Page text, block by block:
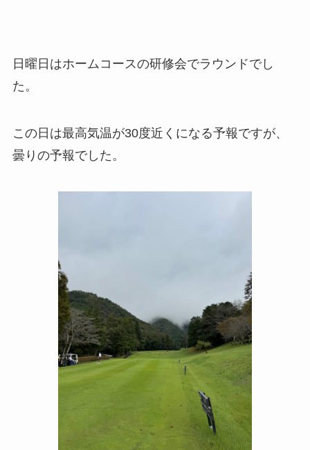
日曜日はホームコースの研修会でラウンドでし
た。
この日は最高気温が30度近くになる予報ですが、
曇りの予報でした。